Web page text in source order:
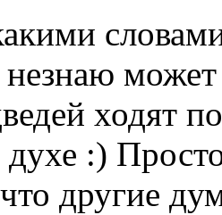
ходят
духе :)
другие